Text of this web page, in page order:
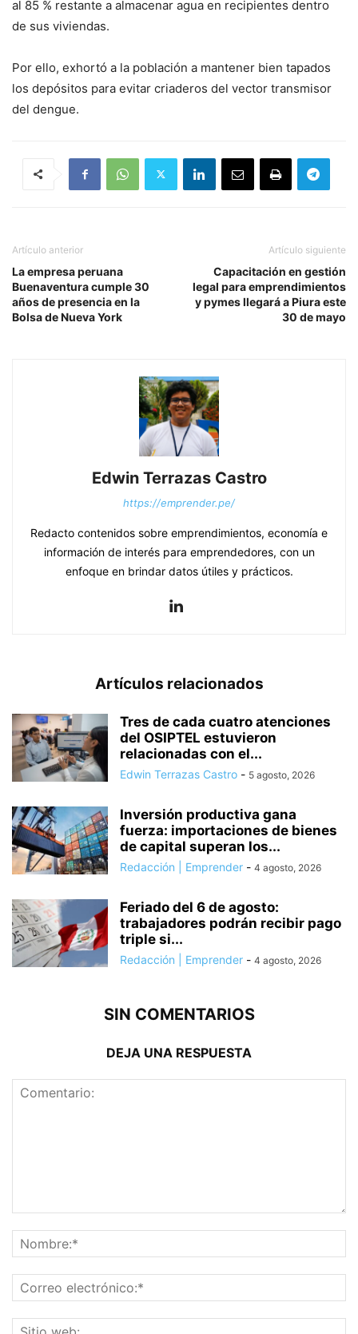
al 85 % restante a almacenar agua en recipientes dentro
de sus viviendas.
Por ello, exhortó a la población a mantener bien tapados
los depósitos para evitar criaderos del vector transmisor
del dengue.
Artículo anterior
La empresa peruana
Buenaventura cumple 30
años de presencia en la
Bolsa de Nueva York
Artículo siguiente
Capacitación en gestión
legal para emprendimientos
y pymes llegará a Piura este
30 de mayo
Edwin Terrazas Castro
https://emprender.pe/
Redacto contenidos sobre emprendimientos, economía e
información de interés para emprendedores, con un
enfoque en brindar datos útiles y prácticos.
Artículos relacionados
Tres de cada cuatro atenciones
del OSIPTEL estuvieron
relacionadas con el...
Edwin Terrazas Castro - 5 agosto, 2026
Inversión productiva gana
fuerza: importaciones de bienes
de capital superan los...
Redacción | Emprender - 4 agosto, 2026
Feriado del 6 de agosto:
trabajadores podrán recibir pago
triple si...
Redacción | Emprender - 4 agosto, 2026
SIN COMENTARIOS
DEJA UNA RESPUESTA